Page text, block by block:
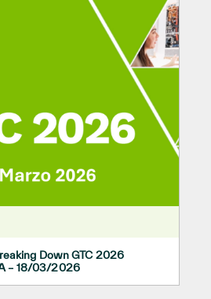
Down GTC 2026
– 18/03/2026